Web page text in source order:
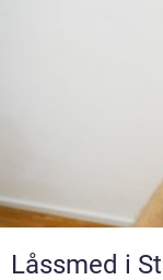
Låssmed i